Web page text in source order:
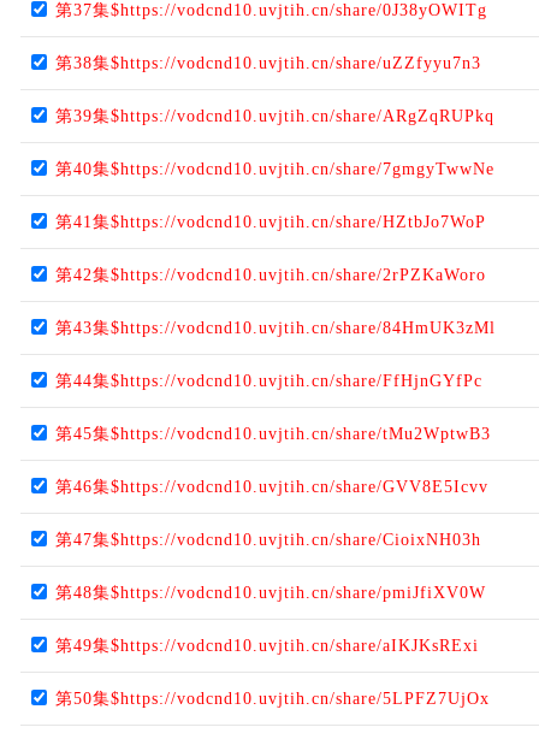
第37集$https://vodcnd10.uvjtih.cn/share/0J38yOWITg
第38集$https://vodcnd10.uvjtih.cn/share/uZZfyyu7n3
第39集$https://vodcnd10.uvjtih.cn/share/ARgZqRUPkq
第40集$https://vodcnd10.uvjtih.cn/share/7gmgyTwwNe
第41集$https://vodcnd10.uvjtih.cn/share/HZtbJo7WoP
第42集$https://vodcnd10.uvjtih.cn/share/2rPZKaWoro
第43集$https://vodcnd10.uvjtih.cn/share/84HmUK3zMl
第44集$https://vodcnd10.uvjtih.cn/share/FfHjnGYfPc
第45集$https://vodcnd10.uvjtih.cn/share/tMu2WptwB3
第46集$https://vodcnd10.uvjtih.cn/share/GVV8E5Icvv
第47集$https://vodcnd10.uvjtih.cn/share/CioixNH03h
第48集$https://vodcnd10.uvjtih.cn/share/pmiJfiXV0W
第49集$https://vodcnd10.uvjtih.cn/share/aIKJKsRExi
第50集$https://vodcnd10.uvjtih.cn/share/5LPFZ7UjOx